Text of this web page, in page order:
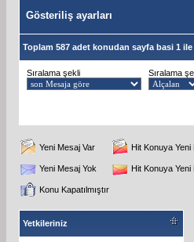
Gösteriliş ayarları
Toplam 587 adet konudan sayfa basi 1
Sıralama şekli Sıralama
Yeni Mesaj Var Hit Konuya Yeni
Yeni Mesaj Yok Hit Konuya Yeni
Konu Kapatılmıştır
Yetkileriniz